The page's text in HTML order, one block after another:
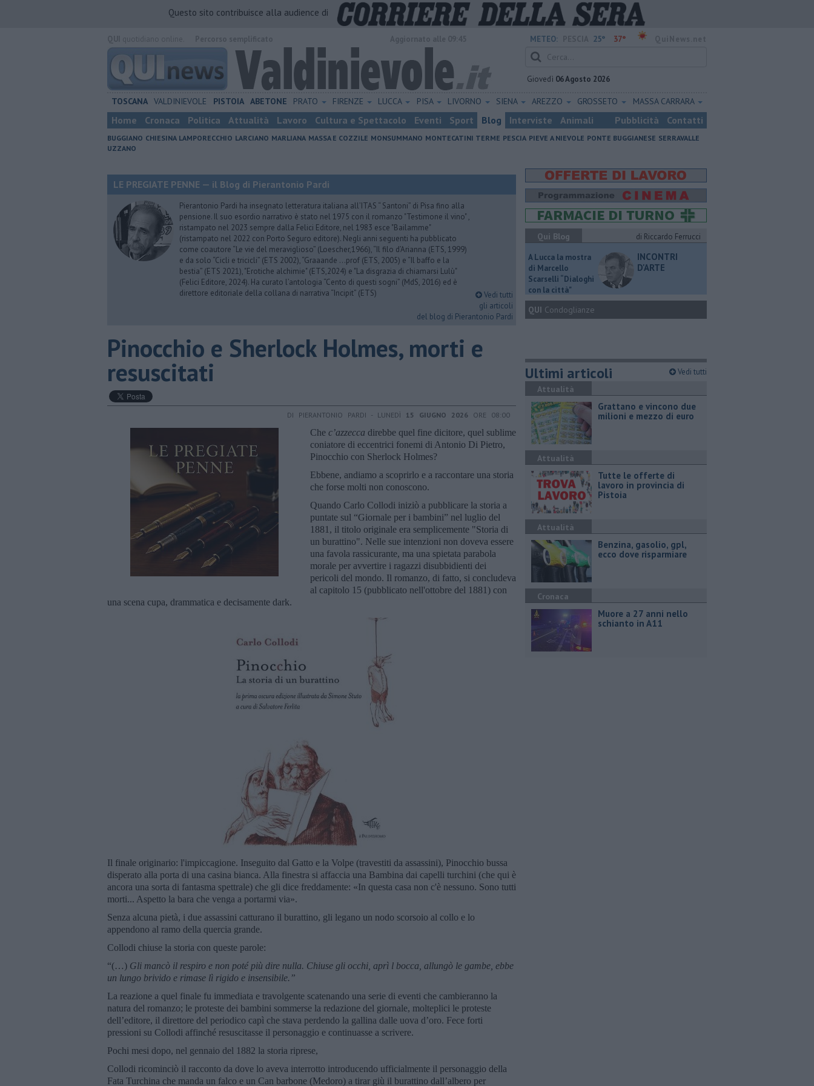
Questo sito contribuisce alla audience di
METEO: 25° 37°
Giovedì 06 Agosto 2026
TOSCANA VALDINIEVOLE PISTOIA ABETONE PRATO FIRENZE LUCCA PISA LIVORNO SIENA AREZZO GROSSETO MASSA CARRARA
Home Cronaca Politica Attualità Lavoro Cultura e Spettacolo Eventi Sport Blog Interviste Animali Pubblicità Contatti
BUGGIANO CHIESINA LAMPORECCHIO LARCIANO MARLIANA MASSA E COZZILE MONSUMMANO MONTECATINI TERME PESCIA PIEVE A NIEVOLE PONTE BUGGIANESE SERRAVALLE
UZZANO
LE PREGIATE PENNE — il Blog di Pierantonio Pardi
Pierantonio Pardi ha insegnato letteratura italiana all’ITAS “ Santoni” di Pisa fino alla
pensione. Il suo esordio narrativo è stato nel 1975 con il romanzo "Testimone il vino" ,
ristampato nel 2023 sempre dalla Felici Editore, nel 1983 esce "Bailamme"
(ristampato nel 2022 con Porto Seguro editore). Negli anni seguenti ha pubblicato
come coautore “Le vie del meraviglioso” (Loescher,1966), “Il filo d’Arianna (ETS, 1999)
e da solo “Cicli e tricicli” (ETS 2002), “Graaande …prof (ETS, 2005) e “Il baffo e la
bestia” (ETS 2021), "Erotiche alchimie" (ETS,2024) e "La disgrazia di chiamarsi Lulù"
(Felici Editore, 2024). Ha curato l’antologia “Cento di questi sogni” (MdS, 2016) ed è
direttore editoriale della collana di narrativa “Incipit” (ETS)
Vedi tutti
gli articoli
del blog di Pierantonio Pardi
Pinocchio e Sherlock Holmes, morti e
resuscitati
DI PIERANTONIO PARDI - LUNEDÌ 15 GIUGNO 2026 ORE 08:00
Che c’azzecca direbbe quel fine dicitore, quel sublime
coniatore di eccentrici fonemi di Antonio Di Pietro,
Pinocchio con Sherlock Holmes?
Ebbene, andiamo a scoprirlo e a raccontare una storia
che forse molti non conoscono.
Quando Carlo Collodi iniziò a pubblicare la storia a
puntate sul “Giornale per i bambini” nel luglio del
1881, il titolo originale era semplicemente "Storia di
un burattino". Nelle sue intenzioni non doveva essere
una favola rassicurante, ma una spietata parabola
morale per avvertire i ragazzi disubbidienti dei
pericoli del mondo. Il romanzo, di fatto, si concludeva
al capitolo 15 (pubblicato nell'ottobre del 1881) con
una scena cupa, drammatica e decisamente dark.
Il finale originario: l'impiccagione. Inseguito dal Gatto e la Volpe (travestiti da assassini), Pinocchio bussa
disperato alla porta di una casina bianca. Alla finestra si affaccia una Bambina dai capelli turchini (che qui è
ancora una sorta di fantasma spettrale) che gli dice freddamente: «In questa casa non c'è nessuno. Sono tutti
morti... Aspetto la bara che venga a portarmi via».
Senza alcuna pietà, i due assassini catturano il burattino, gli legano un nodo scorsoio al collo e lo
appendono al ramo della quercia grande.
Collodi chiuse la storia con queste parole:
“(…) Gli mancò il respiro e non poté più dire nulla. Chiuse gli occhi, aprì l bocca, allungò le gambe, ebbe
un lungo brivido e rimase lì rigido e insensibile.”
La reazione a quel finale fu immediata e travolgente scatenando una serie di eventi che cambieranno la
natura del romanzo; le proteste dei bambini sommerse la redazione del giornale, molteplici le proteste
dell’editore, il direttore del periodico capì che stava perdendo la gallina dalle uova d’oro. Fece forti
pressioni su Collodi affinché resuscitasse il personaggio e continuasse a scrivere.
Pochi mesi dopo, nel gennaio del 1882 la storia riprese,
Collodi ricominciò il racconto da dove lo aveva interrotto introducendo ufficialmente il personaggio della
Fata Turchina che manda un falco e un Can barbone (Medoro) a tirar giù il burattino dall’albero per
Qui Blog
di Riccardo Ferrucci
A Lucca la mostra
di Marcello
Scarselli “Dialoghi
con la città"
INCONTRI
D'ARTE
QUI Condoglianze
Ultimi articoli Vedi tutti
Attualità
Grattano e vincono due
milioni e mezzo di euro
Attualità
​Tutte le offerte di
lavoro in provincia di
Pistoia
Attualità
​Benzina, gasolio, gpl,
ecco dove risparmiare
Cronaca
Muore a 27 anni nello
schianto in A11